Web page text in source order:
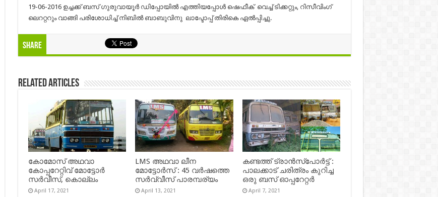
19-06-2016 ഉച്ചക്ക് ബസ് ഗുരുവായൂര്‍ ഡിപ്പോയില്‍ എത്തിയപ്പോള്‍ ഷെഫീക് വെച്ച് ടിക്കറ്റും, റിസീവിംഗ്
ലെററ്ററും വാങ്ങി പരിശോധിച്ച് നിബില്‍ ബാബുവിനു ലാപ്ടോപ്പ് തിരികെ ഏല്‍പ്പിച്ചു.
Share
Related Articles
കോമോസ് അഥവാ
കോപ്പറേറ്റിവ് മോട്ടോര്‍
സര്‍വീസ്, കൊല്ലം
April 17, 2021
LMS അഥവാ ലീന
മോട്ടോർസ് : 45 വർഷത്തെ
സർവ്വീസ് പാരമ്പര്യം
April 13, 2021
കണ്ടത്ത് ട്രാൻസ്‌പോർട്ട് :
പാലക്കാട് ചരിത്രം കുറിച്ച
ഒരു ബസ് ഓപ്പറേറ്റർ
April 7, 2021